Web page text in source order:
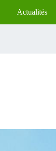
Actualités